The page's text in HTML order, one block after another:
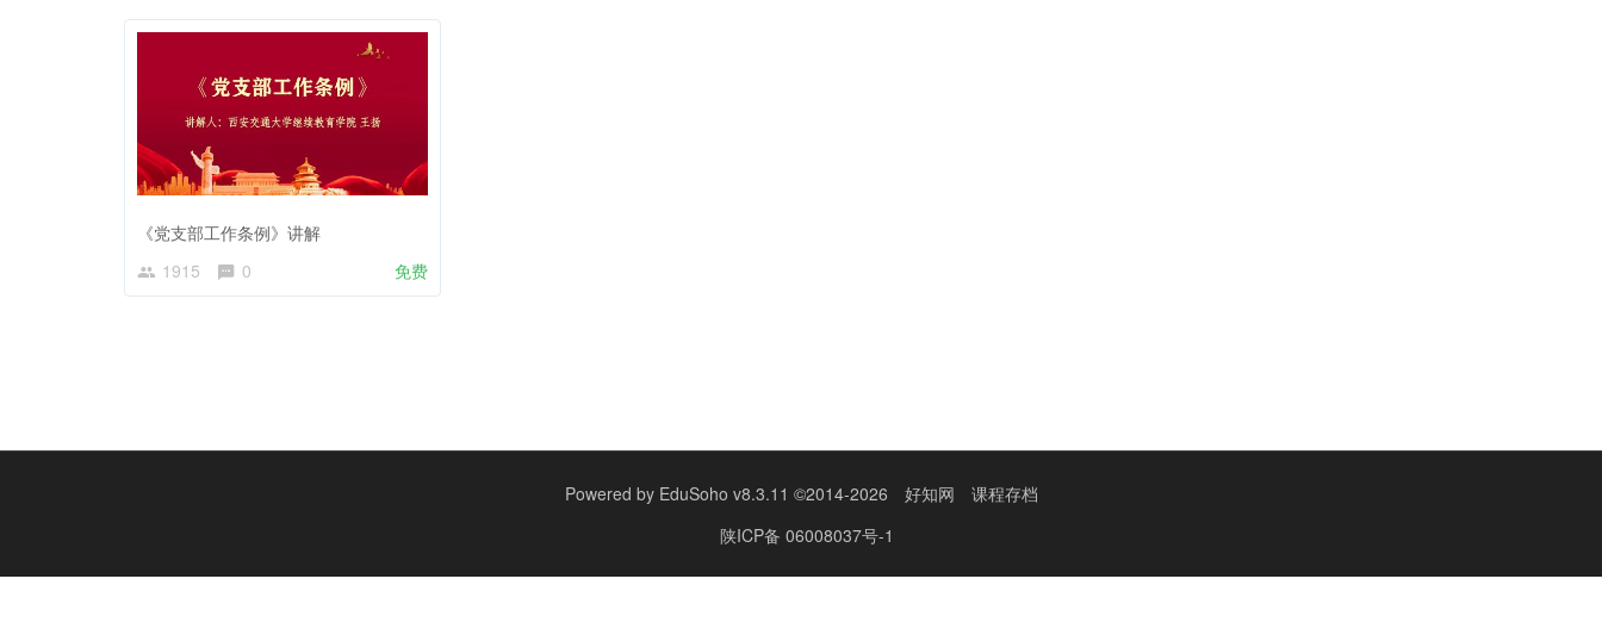
《党支部工作条例》讲解
1915
0 免费
Powered by EduSoho v8.3.11 ©2014-2026 好知网
课程存档
陕ICP备 06008037号-1